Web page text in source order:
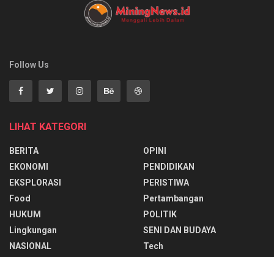
Follow Us
LIHAT KATEGORI
BERITA
EKONOMI
EKSPLORASI
Food
HUKUM
Lingkungan
NASIONAL
OPINI
PENDIDIKAN
PERISTIWA
Pertambangan
POLITIK
SENI DAN BUDAYA
Tech